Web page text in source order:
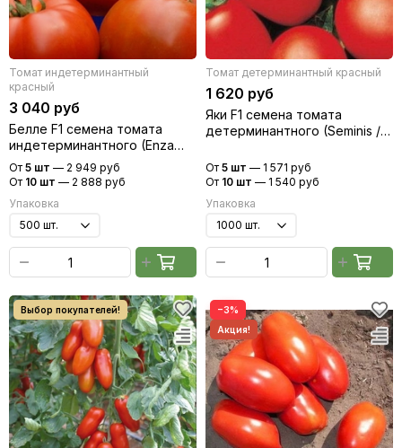
Томат индетерминантный
красный
3 040 руб
Белле F1 семена томата
индетерминантного (Enza
Zaden / Энза Заден)
От 5 шт — 2 949 руб
От 10 шт — 2 888 руб
Упаковка
Томат детерминантный красный
1 620 руб
Яки F1 семена томата
детерминантного (Seminis /
От 5 шт — 1 571 руб
От 10 шт — 1 540 руб
Упаковка
−3%